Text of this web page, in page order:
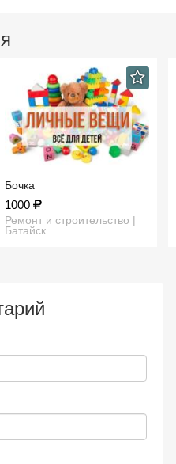
Бочка
1000
Ремонт и строительство |
Батайск